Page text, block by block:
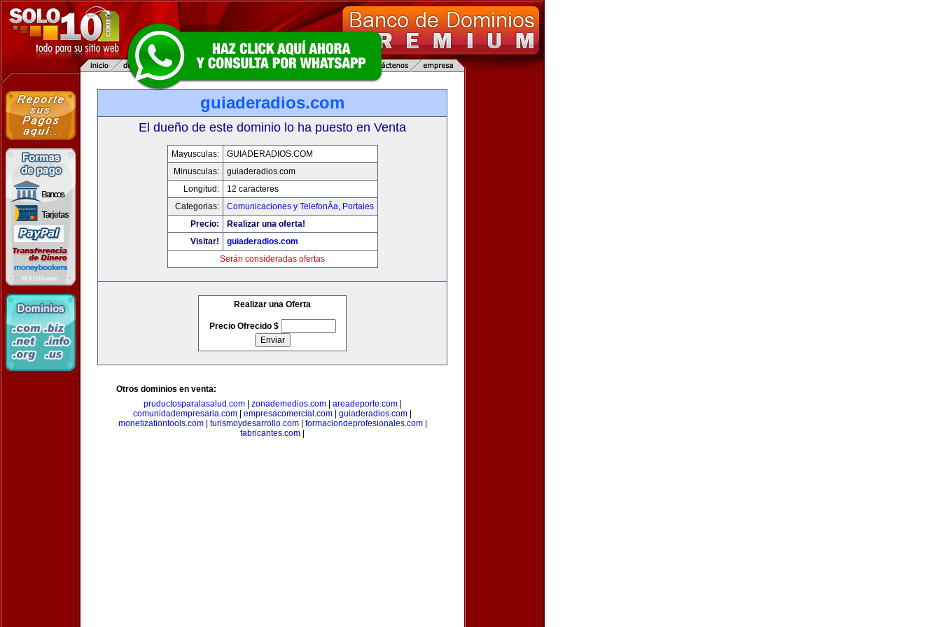
guiaderadios.com
El dueño de este dominio lo ha puesto en Venta
Mayusculas:
GUIADERADIOS.COM
Minusculas:
guiaderadios.com
Longitud:
12 caracteres
Categorias:
Comunicaciones y TelefonÃ­a, Portales
Precio:
Realizar una oferta!
Visitar!
guiaderadios.com
Serán consideradas ofertas
Realizar una Oferta
Precio Ofrecido $
Otros dominios en venta:
pruductosparalasalud.com| zonademedios.com| areadeporte.com|
comunidadempresaria.com
empresacomercial.com guiaderadios.com
monetizationtools.com| turismoydesarrollo.com| formaciondeprofesionales.com|
fabricantes.com